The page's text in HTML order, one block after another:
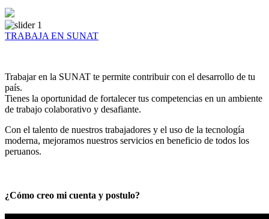
TRABAJA EN SUNAT
Trabajar en la SUNAT te permite contribuir con el desarrollo de tu
país.
Tienes la oportunidad de fortalecer tus competencias en un ambiente
de trabajo colaborativo y desafiante.
Con el talento de nuestros trabajadores y el uso de la tecnología
moderna, mejoramos nuestros servicios en beneficio de todos los
peruanos.
¿Cómo creo mi cuenta y postulo?